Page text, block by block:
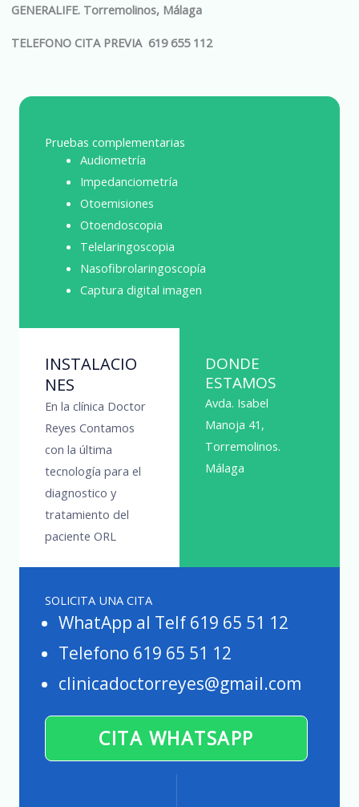
GENERALIFE. Torremolinos, Málaga
TELEFONO CITA PREVIA 619 655 112
Pruebas complementarias
Audiometría
Impedanciometría
Otoemisiones
Otoendoscopia
Telelaringoscopia
Nasofibrolaringoscopía
Captura digital imagen
INSTALACIO
NES
En la clínica Doctor
Reyes Contamos
con la última
tecnología para el
diagnostico y
tratamiento del
paciente ORL
DONDE
ESTAMOS
Avda. Isabel
Manoja 41,
Torremolinos.
Málaga
SOLICITA UNA CITA
WhatApp al Telf 619 65 51 12
Telefono 619 65 51 12
clinicadoctorreyes@gmail.com
CITA WHATSAPP